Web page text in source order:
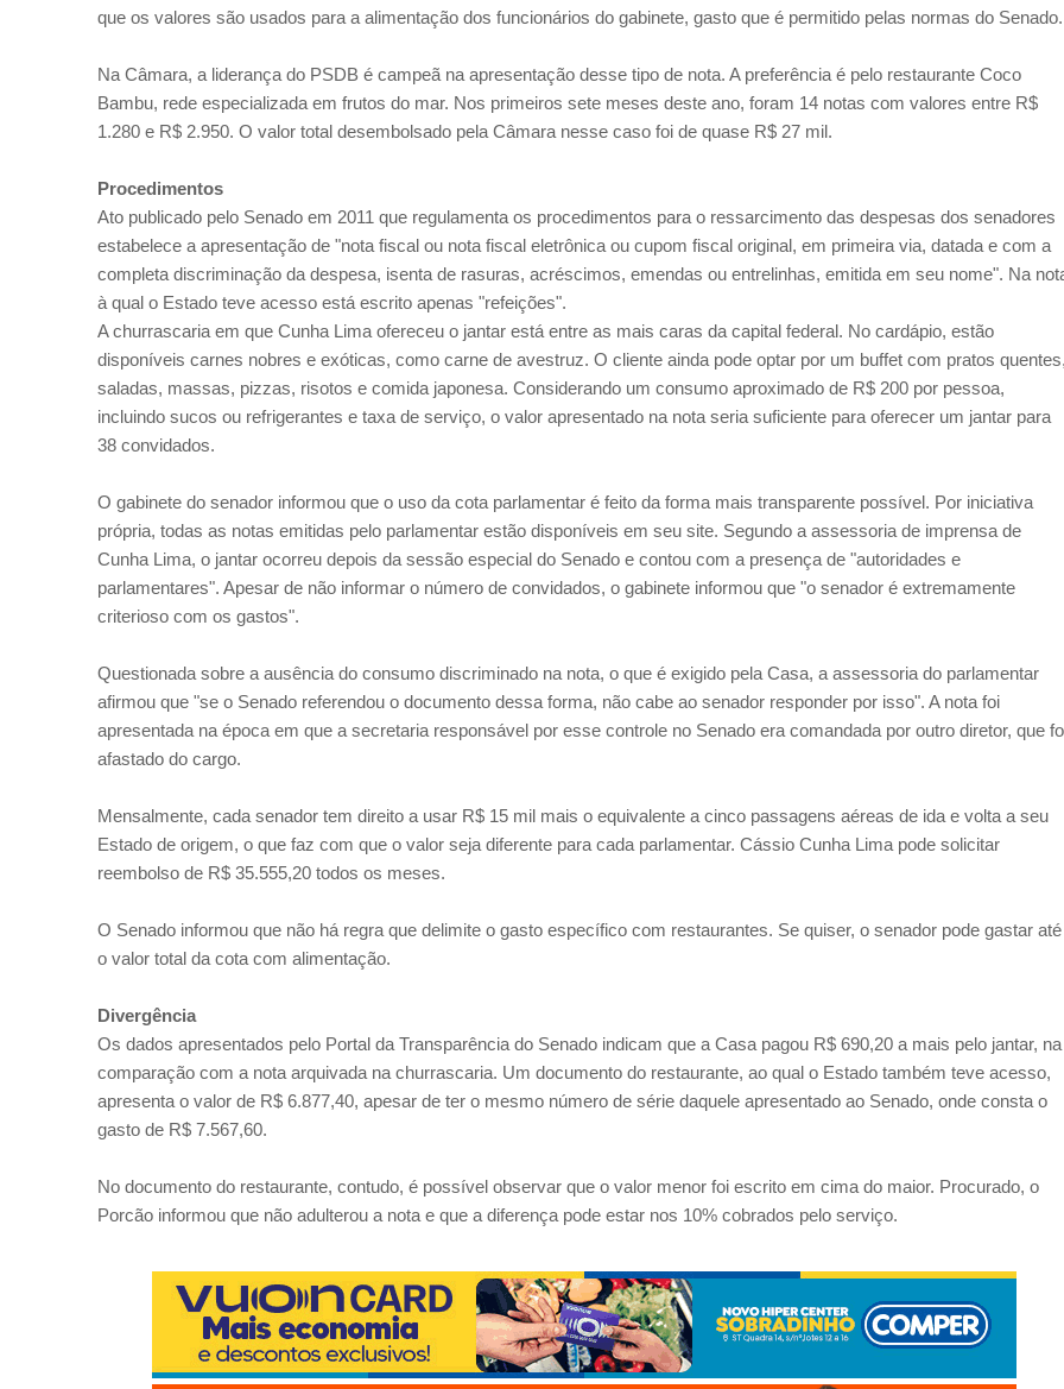
que os valores são usados para a alimentação dos funcionários do gabinete, gasto que é permitido pelas normas do Senado.
Na Câmara, a liderança do PSDB é campeã na apresentação desse tipo de nota. A preferência é pelo restaurante Coco
Bambu, rede especializada em frutos do mar. Nos primeiros sete meses deste ano, foram 14 notas com valores entre R$
1.280 e R$ 2.950. O valor total desembolsado pela Câmara nesse caso foi de quase R$ 27 mil.
Procedimentos
Ato publicado pelo Senado em 2011 que regulamenta os procedimentos para o ressarcimento das despesas dos senadores
estabelece a apresentação de "nota fiscal ou nota fiscal eletrônica ou cupom fiscal original, em primeira via, datada e com a
completa discriminação da despesa, isenta de rasuras, acréscimos, emendas ou entrelinhas, emitida em seu nome". Na
à qual o Estado teve acesso está escrito apenas "refeições".
A churrascaria em que Cunha Lima ofereceu o jantar está entre as mais caras da capital federal. No cardápio, estão
disponíveis carnes nobres e exóticas, como carne de avestruz. O cliente ainda pode optar por um buffet com pratos
saladas, massas, pizzas, risotos e comida japonesa. Considerando um consumo aproximado de R$ 200 por pessoa,
incluindo sucos ou refrigerantes e taxa de serviço, o valor apresentado na nota seria suficiente para oferecer um jantar para
38 convidados.
O gabinete do senador informou que o uso da cota parlamentar é feito da forma mais transparente possível. Por iniciativa
própria, todas as notas emitidas pelo parlamentar estão disponíveis em seu site. Segundo a assessoria de imprensa de
Cunha Lima, o jantar ocorreu depois da sessão especial do Senado e contou com a presença de "autoridades e
parlamentares". Apesar de não informar o número de convidados, o gabinete informou que "o senador é extremamente
criterioso com os gastos".
Questionada sobre a ausência do consumo discriminado na nota, o que é exigido pela Casa, a assessoria do parlamentar
afirmou que "se o Senado referendou o documento dessa forma, não cabe ao senador responder por isso". A nota foi
apresentada na época em que a secretaria responsável por esse controle no Senado era comandada por outro diretor, que
afastado do cargo.
Mensalmente, cada senador tem direito a usar R$ 15 mil mais o equivalente a cinco passagens aéreas de ida e volta a seu
Estado de origem, o que faz com que o valor seja diferente para cada parlamentar. Cássio Cunha Lima pode solicitar
reembolso de R$ 35.555,20 todos os meses.
O Senado informou que não há regra que delimite o gasto específico com restaurantes. Se quiser, o senador pode gastar até
o valor total da cota com alimentação.
Divergência
Os dados apresentados pelo Portal da Transparência do Senado indicam que a Casa pagou R$ 690,20 a mais pelo jantar, na
comparação com a nota arquivada na churrascaria. Um documento do restaurante, ao qual o Estado também teve acesso,
apresenta o valor de R$ 6.877,40, apesar de ter o mesmo número de série daquele apresentado ao Senado, onde consta o
gasto de R$ 7.567,60.
No documento do restaurante, contudo, é possível observar que o valor menor foi escrito em cima do maior. Procurado, o
Porcão informou que não adulterou a nota e que a diferença pode estar nos 10% cobrados pelo serviço.